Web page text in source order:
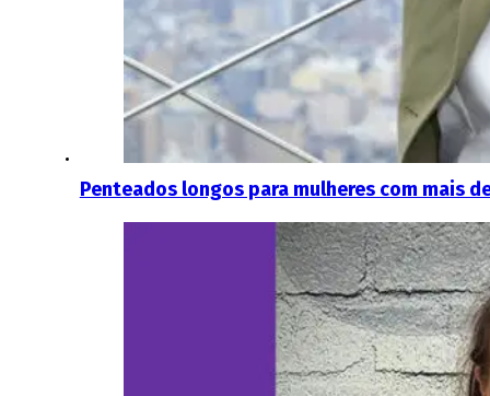
Penteados longos para mulheres com mais